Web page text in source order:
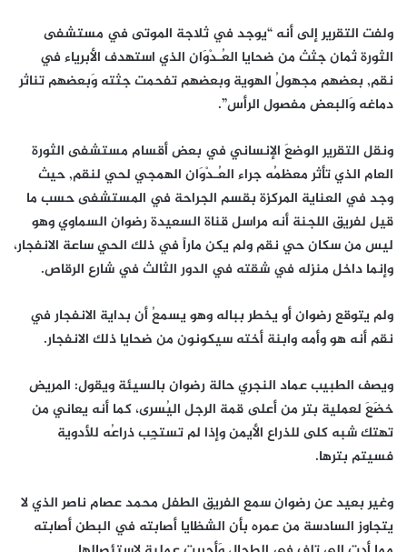
ولفت التقرير إلى أنه “يوجد في ثلاجة الموتى في مستشفى
الثورة ثمان جثث من ضحايا العُـدْوَان الذي استهدف الأبرياء في
نقم, بعضهم مجهولُ الهوية وبعضهم تفحمت جثته وَبعضهم تناثر
دماغه وَالبعض مفصول الرأس”.
ونقل التقرير الوضعَ الإنساني في بعض أقسام مستشفى الثورة
العام الذي تأثر معظمُه جراء العُـدْوَان الهمجي لحي لنقم, حيث
وجد في العناية المركزة بقسم الجراحة في المستشفى حسب ما
قيل لفريق اللجنة أنه مراسل قناة السعيدة رضوان السماوي وهو
ليس من سكان حي نقم ولم يكن ماراً في ذلك الحي ساعة الانفجار،
وإنما داخل منزله في شقته في الدور الثالث في شارع الرقاص.
ولم يتوقع رضوان أو يخطر بباله وهو يسمعُ أن بداية الانفجار في
نقم أنه هو وأمه وابنة أخته سيكونون من ضحايا ذلك الانفجار.
ويصف الطبيب عماد النجري حالة رضوان بالسيئة ويقول: المريض
خضَعَ لعملية بتر من أعلى قمة الرجل اليُسرى، كما أنه يعاني من
تهتك شبه كلى للذراع الأيمن وإذا لم تستجِب ذراعُه للأدوية
فسيتم بترها.
وغير بعيد عن رضوان سمع الفريق الطفل محمد عصام ناصر الذي لا
يتجاوز السادسة من عمره بأن الشظايا أصابته في البطن أصابته